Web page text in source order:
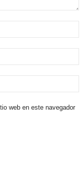
web en este navegador